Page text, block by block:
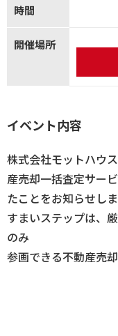
時間
開催場所
イベント内容
株式会社モットハウ
産売却一括査定サー
たことをお知らせしま
すまいステップは、
のみ
参画できる不動産売